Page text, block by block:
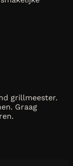
grillmeester.
Graag